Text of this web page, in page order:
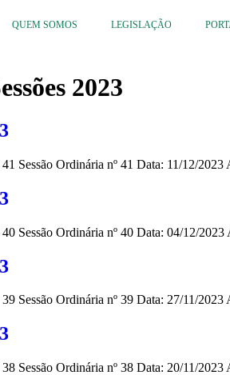
QUEM SOMOS LEGISLAÇÃO
2023
Sessão Ordinária nº 41 Data: 11/12/
40 Sessão Ordinária nº 40 Data: 04/12/
Sessão Ordinária nº 39 Data: 27/11/
Sessão Ordinária nº 38 Data: 20/11/